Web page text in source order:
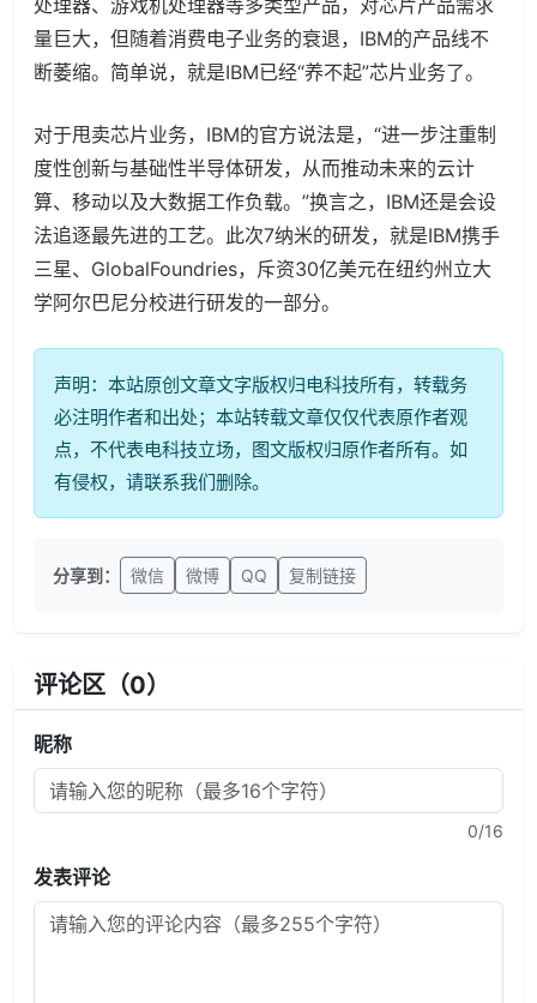
处理器、游戏机处理器等多类型产品，对芯片产品需求
量巨大，但随着消费电子业务的衰退，IBM的产品线不
断萎缩。简单说，就是IBM已经“养不起”芯片业务了。
对于甩卖芯片业务，IBM的官方说法是，“进一步注重制
度性创新与基础性半导体研发，从而推动未来的云计
算、移动以及大数据工作负载。”换言之，IBM还是会设
法追逐最先进的工艺。此次7纳米的研发，就是IBM携手
三星、GlobalFoundries，斥资30亿美元在纽约州立大
学阿尔巴尼分校进行研发的一部分。
声明：本站原创文章文字版权归电科技所有，转载务
必注明作者和出处；本站转载文章仅仅代表原作者观
点，不代表电科技立场，图文版权归原作者所有。如
有侵权，请联系我们删除。
分享到： 微信 微博 QQ 复制链接
评论区（0）
昵称
0/16
发表评论